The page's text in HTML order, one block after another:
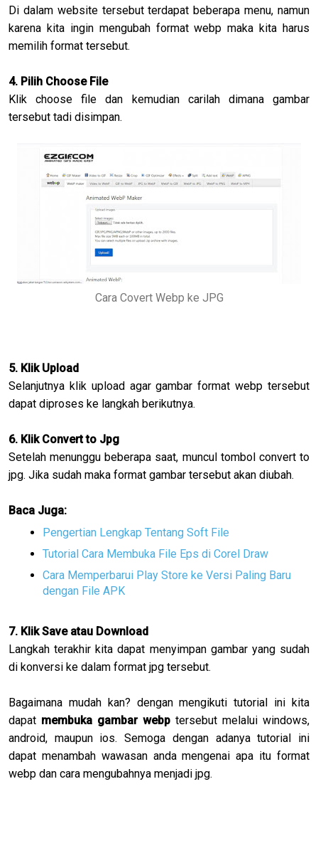
Di dalam website tersebut terdapat beberapa menu, namun
karena kita ingin mengubah format webp maka kita harus
memilih format tersebut.
4. Pilih Choose File
Klik choose file dan kemudian carilah dimana gambar
tersebut tadi disimpan.
Cara Covert Webp ke JPG
5. Klik Upload
Selanjutnya klik upload agar gambar format webp tersebut
dapat diproses ke langkah berikutnya.
6. Klik Convert to Jpg
Setelah menunggu beberapa saat, muncul tombol convert to
jpg. Jika sudah maka format gambar tersebut akan diubah.
Baca Juga:
Pengertian Lengkap Tentang Soft File
Tutorial Cara Membuka File Eps di Corel Draw
Cara Memperbarui Play Store ke Versi Paling Baru
dengan File APK
7. Klik Save atau Download
Langkah terakhir kita dapat menyimpan gambar yang sudah
di konversi ke dalam format jpg tersebut.
Bagaimana mudah kan? dengan mengikuti tutorial ini kita
dapat membuka gambar webp tersebut melalui windows,
android, maupun ios. Semoga dengan adanya tutorial ini
dapat menambah wawasan anda mengenai apa itu format
webp dan cara mengubahnya menjadi jpg.